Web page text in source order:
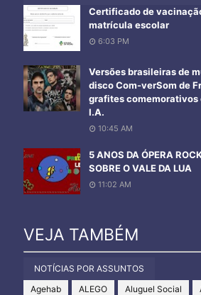
Certificado de
matrícula escolar
6:03 PM
Versões brasileiras de
disco Com-verSom de
grafites comemorativos
I.A.
10:45 AM
5 ANOS DA ÓPERA
SOBRE O VALE DA LUA
11:02 AM
VEJA TAMBÉM
NOTÍCIAS POR ASSUNTOS
Agehab
ALEGO Aluguel Social